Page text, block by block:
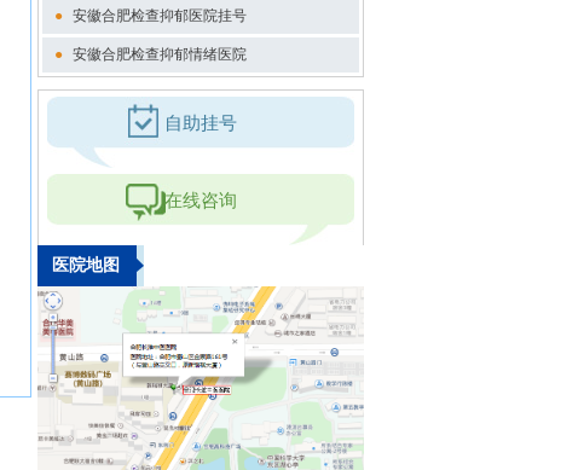
● 安徽合肥检查抑郁医院挂号
● 安徽合肥检查抑郁情绪医院
自助挂号
在线咨询
医院地图